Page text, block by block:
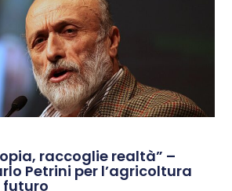
raccoglie realtà” –
Petrini per l’agricoltura
futuro